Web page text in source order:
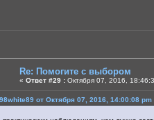
Re: Помогите с выбором
« Ответ #29 : Октября 07, 2016,
от Октября 07, 2016, 14:00:08 pm